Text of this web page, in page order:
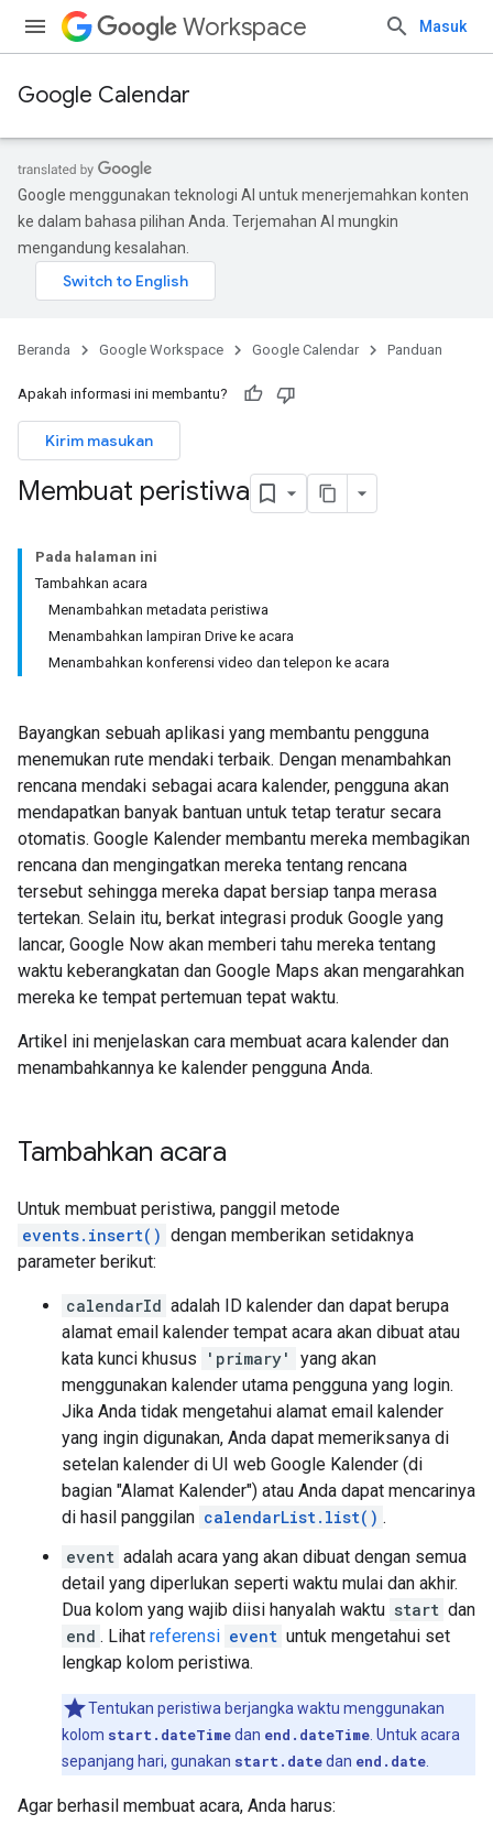
Workspace Masuk
Google Calendar
Google menggunakan teknologi AI untuk menerjemahkan konten
ke dalam bahasa pilihan Anda. Terjemahan AI mungkin
mengandung kesalahan.
Beranda Google Workspace Google Calendar Panduan
Apakah informasi ini membantu?
Kirim masukan
Membuat peristiwa
Pada halaman ini
Tambahkan acara
Menambahkan metadata peristiwa
Menambahkan lampiran Drive ke acara
Menambahkan konferensi video dan telepon ke acara
Bayangkan sebuah aplikasi yang membantu pengguna
menemukan rute mendaki terbaik. Dengan menambahkan
rencana mendaki sebagai acara kalender, pengguna akan
mendapatkan banyak bantuan untuk tetap teratur secara
otomatis. Google Kalender membantu mereka membagikan
rencana dan mengingatkan mereka tentang rencana
tersebut sehingga mereka dapat bersiap tanpa merasa
tertekan. Selain itu, berkat integrasi produk Google yang
lancar, Google Now akan memberi tahu mereka tentang
waktu keberangkatan dan Google Maps akan mengarahkan
mereka ke tempat pertemuan tepat waktu.
Artikel ini menjelaskan cara membuat acara kalender dan
menambahkannya ke kalender pengguna Anda.
Tambahkan acara
Untuk membuat peristiwa, panggil metode
events.insert() dengan memberikan setidaknya
parameter berikut:
calendarId adalah ID kalender dan dapat berupa
alamat email kalender tempat acara akan dibuat atau
kata kunci khusus
'primary'
yang akan
menggunakan kalender utama pengguna yang login.
Jika Anda tidak mengetahui alamat email kalender
yang ingin digunakan, Anda dapat memeriksanya di
setelan kalender di UI web Google Kalender (di
bagian "Alamat Kalender") atau Anda dapat mencarinya
di hasil panggilan calendarList.list() .
event adalah acara yang akan dibuat dengan semua
detail yang diperlukan seperti waktu mulai dan akhir.
Dua kolom yang wajib diisi hanyalah waktu start dan
end . Lihat referensi event untuk mengetahui set
lengkap kolom peristiwa.
Tentukan peristiwa berjangka waktu menggunakan
kolom start.dateTimedan end.dateTime . Untuk acara
sepanjang hari, gunakan start.datedan end.date
Agar berhasil membuat acara, Anda harus: